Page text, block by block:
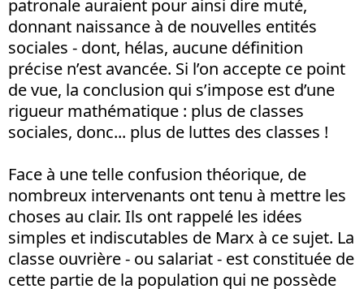
patronale auraient pour ainsi dire muté,
donnant naissance à de nouvelles entités
sociales - dont, hélas, aucune définition
précise n’est avancée. Si l’on accepte ce point
de vue, la conclusion qui s’impose est d’une
rigueur mathématique : plus de classes
sociales, donc... plus de luttes des classes !
Face à une telle confusion théorique, de
nombreux intervenants ont tenu à mettre les
choses au clair. Ils ont rappelé les idées
simples et indiscutables de Marx à ce sujet. La
classe ouvrière - ou salariat - est constituée de
cette partie de la population qui ne possède